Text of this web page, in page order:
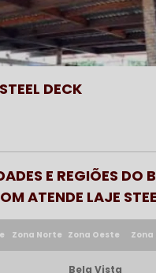
DECK
E REGIÕES DO
ATENDE LAJE
Zona Norte Zona Oeste Zona
Bela Vista